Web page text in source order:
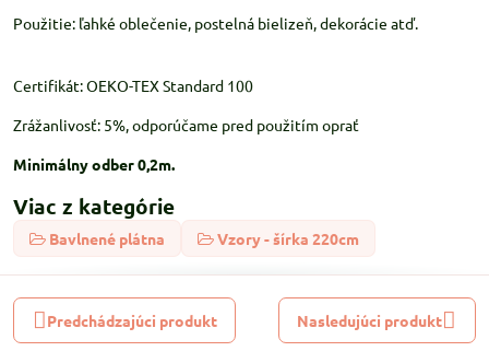
Použitie: ľahké oblečenie, postelná bielizeň, dekorácie atď.
Certifikát: OEKO-TEX Standard 100
Zrážanlivosť: 5%, odporúčame pred použitím oprať
Minimálny odber 0,2m.
Viac z kategórie
Bavlnené plátna Vzory - šírka 220cm
Predchádzajúci produkt Nasledujúci produkt